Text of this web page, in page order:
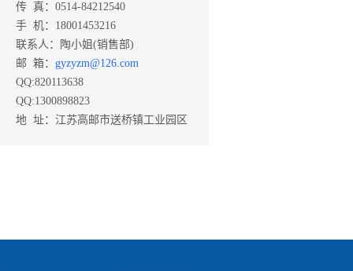
传 真：0514-84212540
手 机：18001453216
联系人：陶小姐(销售部)
邮 箱： gyzyzm@126.com
QQ:820113638
QQ:1300898823
地 址：江苏高邮市送桥镇工业园区